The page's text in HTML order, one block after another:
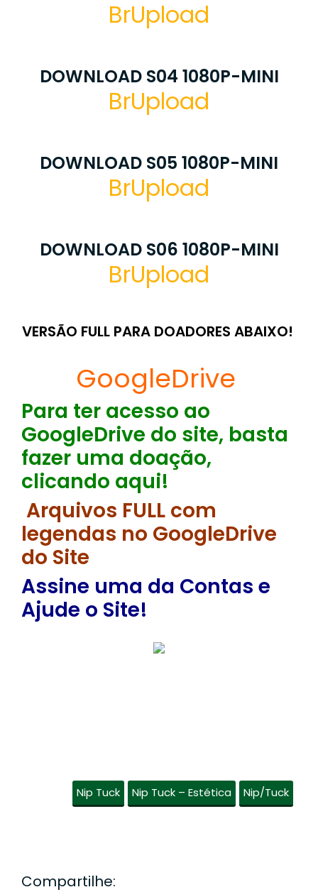
BrUpload
DOWNLOAD S04 1080P-MINI
BrUpload
DOWNLOAD S05 1080P-MINI
BrUpload
DOWNLOAD S06 1080P-MINI
BrUpload
VERSÃO FULL PARA DOADORES ABAIXO!
GoogleDrive
Para ter acesso ao
GoogleDrive do site, basta
fazer uma doação,
clicando aqui!
Arquivos FULL com
legendas no GoogleDrive
do Site
Assine uma da Contas e
Ajude o Site!
Nip Tuck Nip Tuck – Estética Nip/Tuck
Compartilhe: